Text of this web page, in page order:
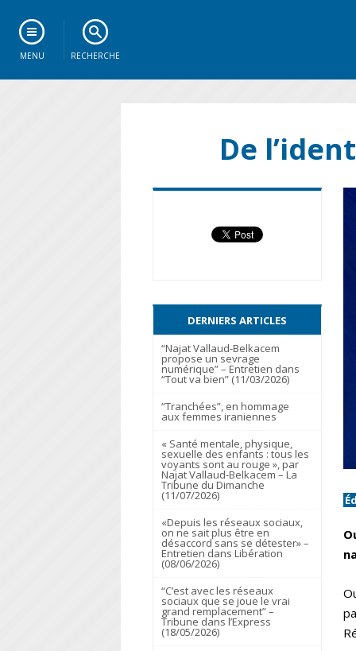
MENU RECHERCHE
De
DERNIERS ARTICLES
“Najat Vallaud-Belkacem
propose un sevrage
numérique” – Entretien dans
“Tout va bien” (11/03/2026)
“Tranchées”, en hommage
aux femmes iraniennes
« Santé mentale, physique,
sexuelle des enfants : tous les
voyants sont au rouge », par
Najat Vallaud-Belkacem – La
Tribune du Dimanche
(11/07/2026)
«Depuis les réseaux sociaux,
on ne sait plus être en
désaccord sans se détester» –
Entretien dans Libération
(08/06/2026)
“C’est avec les réseaux
sociaux que se joue le vrai
grand remplacement” –
Tribune dans l’Express
(18/05/2026)